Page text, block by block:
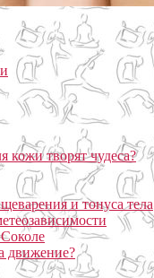
кожи творят чудеса?
и тонуса тела
движение?